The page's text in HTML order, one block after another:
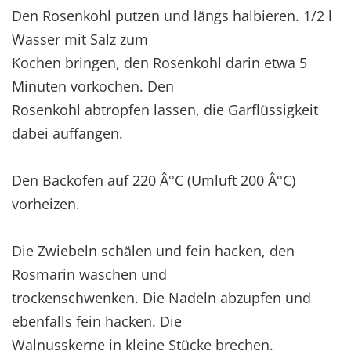
Den Rosenkohl putzen und längs halbieren. 1/2 l
Wasser mit Salz zum
Kochen bringen, den Rosenkohl darin etwa 5
Minuten vorkochen. Den
Rosenkohl abtropfen lassen, die Garflüssigkeit
dabei auffangen.
Den Backofen auf 220 Â°C (Umluft 200 Â°C)
vorheizen.
Die Zwiebeln schälen und fein hacken, den
Rosmarin waschen und
trockenschwenken. Die Nadeln abzupfen und
ebenfalls fein hacken. Die
Walnusskerne in kleine Stücke brechen.